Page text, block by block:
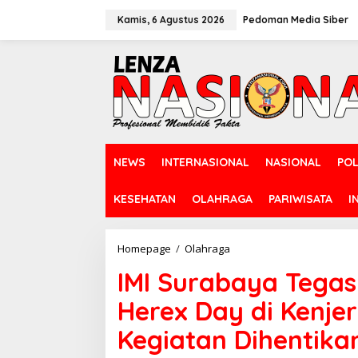
Kamis, 6 Agustus 2026 Pedoman Media Siber
NEWS INTERNASIONAL NASIONAL
KESEHATAN OLAHRAGA PARIWISATA
Homepage / Olahraga
S
u
r
a
b
IMI Surabaya
Herex Day di
Kegiatan